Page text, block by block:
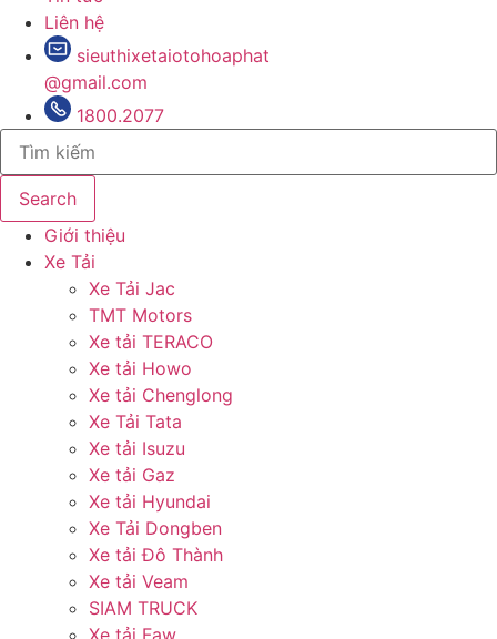
Liên hệ
sieuthixetaiotohoaphat
@gmail.com
1800.2077
Search
Giới thiệu
Xe Tải
Xe Tải Jac
TMT Motors
Xe tải TERACO
Xe tải Howo
Xe tải Chenglong
Xe Tải Tata
Xe tải Isuzu
Xe tải Gaz
Xe tải Hyundai
Xe Tải Dongben
Xe tải Đô Thành
Xe tải Veam
SIAM TRUCK
Xe tải Faw